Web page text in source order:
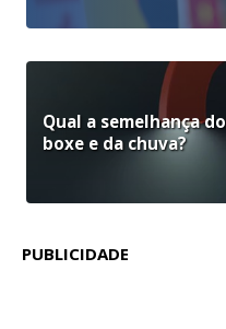
Qual a semelhança do
boxe e da chuva?
PUBLICIDADE